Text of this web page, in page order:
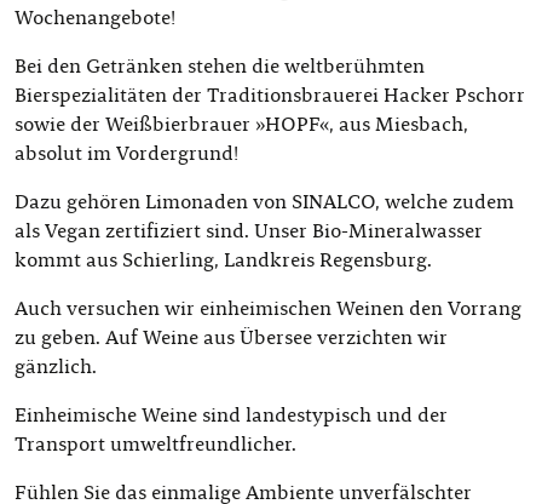
Wochenangebote!
Bei den Getränken stehen die weltberühmten
Bierspezialitäten der Traditionsbrauerei Hacker Pschorr
sowie der Weißbierbrauer »HOPF«, aus Miesbach,
absolut im Vordergrund!
Dazu gehören Limonaden von SINALCO, welche zudem
als Vegan zertifiziert sind. Unser Bio-Mineralwasser
kommt aus Schierling, Landkreis Regensburg.
Auch versuchen wir einheimischen Weinen den Vorrang
zu geben. Auf Weine aus Übersee verzichten wir
gänzlich.
Einheimische Weine sind landestypisch und der
Transport umweltfreundlicher.
Fühlen Sie das einmalige Ambiente unverfälschter